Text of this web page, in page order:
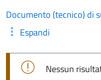
Documento (tecnico) di
Espandi
Nessun